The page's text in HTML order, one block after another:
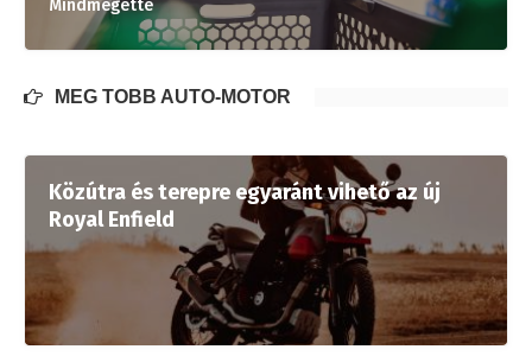
Mindmegette
MÉG TÖBB AUTÓ-MOTOR
Közútra és terepre egyaránt vihető az új
Royal Enfield